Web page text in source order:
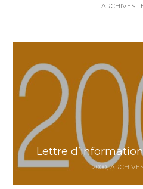
ARCHIVES
Lettre
2000